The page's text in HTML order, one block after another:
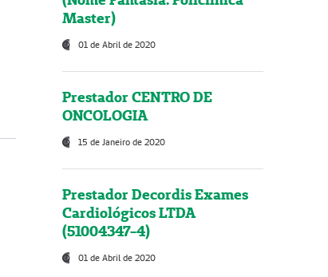
Master)
01 de Abril de 2020
Prestador CENTRO DE
ONCOLOGIA
15 de Janeiro de 2020
Prestador Decordis Exames
Cardiológicos LTDA
(51004347-4)
01 de Abril de 2020